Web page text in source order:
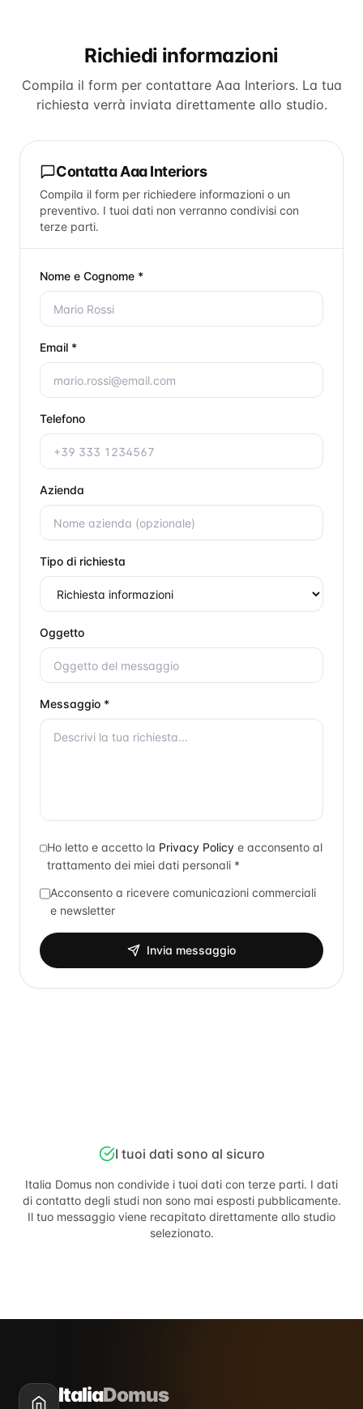
Richiedi informazioni
Compila il form per contattare Aaa Interiors. La tua
richiesta verrà inviata direttamente allo studio.
ContattaAaa Interiors
Compila il form per richiedere informazioni o un
preventivo. I tuoi dati non verranno condivisi con
terze parti.
Nome e Cognome *
Email *
Telefono
Azienda
Tipo di richiesta
Oggetto
Messaggio *
Ho letto e accetto la Privacy Policy e acconsento al
trattamento dei miei dati personali *
Acconsento a ricevere comunicazioni commerciali
e newsletter
Invia messaggio
I tuoi dati sono al sicuro
Italia Domus non condivide i tuoi dati con terze parti. I dati
di contatto degli studi non sono mai esposti pubblicamente.
Il tuo messaggio viene recapitato direttamente allo studio
selezionato.
ItaliaDomus